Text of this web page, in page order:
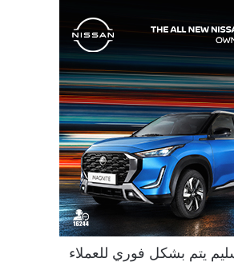
يتم بشكل فوري للعملاء